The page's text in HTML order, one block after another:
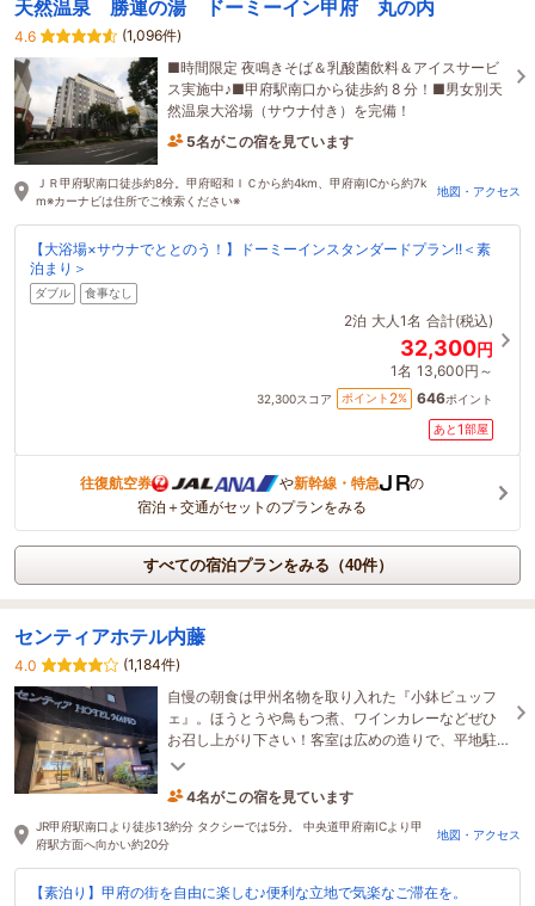
天然温泉 勝運の湯 ドーミーイン甲府 丸の内
4.6
(1,096件)
■時間限定 夜鳴きそば＆乳酸菌飲料＆アイスサービ
ス実施中♪■甲府駅南口から徒歩約 8 分！■男女別天
然温泉大浴場（サウナ付き）を完備！
5名がこの宿を見ています
ＪＲ甲府駅南口徒歩約8分。甲府昭和ＩＣから約4km、甲府南ICから約7k
m※カーナビは住所でご検索ください※
地図・アクセス
【大浴場×サウナでととのう！】ドーミーインスタンダードプラン!!＜素
泊まり＞
ダブル 食事なし
2泊 大人1名 合計(税込)
32,300円
1名 13,600円～
32,300スコア ポイント 2% 646ポイント
あと1部屋
往復航空券 や新幹線・特急
の
宿泊＋交通がセットのプランをみる
すべての宿泊プランをみる（40件）
センティアホテル内藤
4.0
(1,184件)
自慢の朝食は甲州名物を取り入れた『小鉢ビュッフ
ェ』。ほうとうや鳥もつ煮、ワインカレーなどぜひ
お召し上がり下さい！客室は広めの造りで、平地駐
車場は50台、カメラ付きバイク置き場を12台分完
4名がこの宿を見ています
2時間前に予約されました
JR甲府駅南口より徒歩13約分 タクシーでは5分。 中央道甲府南ICより甲
府駅方面へ向かい約20分
地図・アクセス
【素泊り】甲府の街を自由に楽しむ♪便利な立地で気楽なご滞在を。